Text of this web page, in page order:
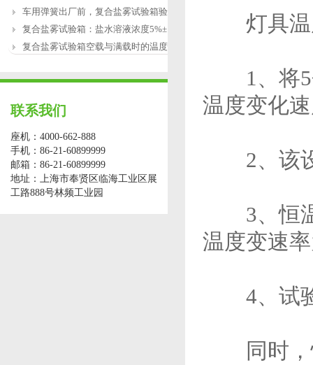
车用弹簧出厂前，复合盐雾试验箱验证盐
复合盐雾试验箱：盐水溶液浓度5%±1%的配
复合盐雾试验箱空载与满载时的温度恢复
联系我们
座机：4000-662-888
手机：86-21-60899999
邮箱：86-21-60899999
地址：上海市奉贤区临海工业区展
工路888号林频工业园
灯具温
1、将5
温度变化
2、该设
3、恒温
温度变速
4、试验
同时，恒